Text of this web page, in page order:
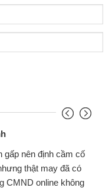
gấp nên định cầm cố
thật may đã có
CMND online không